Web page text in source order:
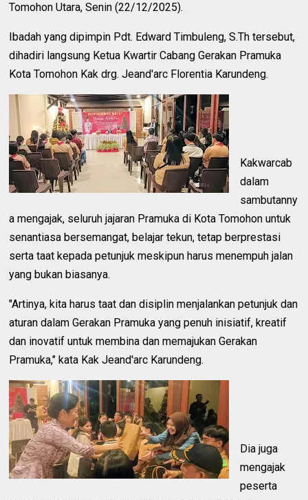
Tomohon Utara, Senin (22/12/2025).
Ibadah yang dipimpin Pdt. Edward Timbuleng, S.Th tersebut,
dihadiri langsung Ketua Kwartir Cabang Gerakan Pramuka
Kota Tomohon Kak drg. Jeand'arc Florentia Karundeng.
Kakwarcab
dalam
sambutanny
a mengajak, seluruh jajaran Pramuka di Kota Tomohon untuk
senantiasa bersemangat, belajar tekun, tetap berprestasi
serta taat kepada petunjuk meskipun harus menempuh jalan
yang bukan biasanya.
"Artinya, kita harus taat dan disiplin menjalankan petunjuk dan
aturan dalam Gerakan Pramuka yang penuh inisiatif, kreatif
dan inovatif untuk membina dan memajukan Gerakan
Pramuka," kata Kak Jeand'arc Karundeng.
Dia juga
mengajak
peserta